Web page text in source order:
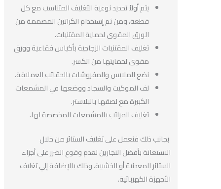
يتم أولاً تحديد نوعية التغليف المتناسب مع كل
قطعة، ومن ثم إستخدام الكراتين المصممة من
الورق المقوى لحماية المقتنيات.
تغليف المقتنيات الزجاجية بأكياس فقاعية وورق
مقوى لحمايتها من الكسر.
نضع الملابس والمفروشات بالحقائب العملاقة.
لف الموكيت والسجاد ووضعها في المشمعات
الكبيرة مع لصقها بالبلاستر.
تغليف المراتب بالمشمعات المخصصة لها.
بجانب ذلك فنعمل على تغليف الستائر من خلال
الاستعانة بأفضل النجارين لعدم وقوع الضرر على أجزاء
الستائر المعدنية أو الخشبية، وذلك بالإضافة إلي تغليف
الأجهزة الكهربائية.